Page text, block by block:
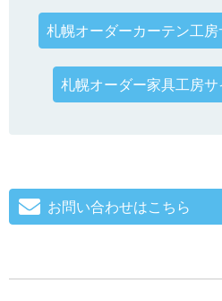
札幌オーダーカーテン工
札幌オーダー家具工房
お問い合わせはこちら